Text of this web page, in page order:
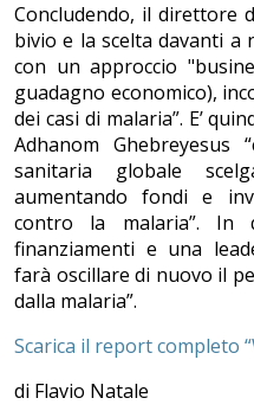
Concludendo, il direttore
bivio e la scelta davanti a
con un approccio
guadagno economico),
dei casi di malaria”. E’
Adhanom Ghebreyesus
sanitaria globale
aumentando fondi e
contro la malaria”. In
finanziamenti e una
farà oscillare di nuovo il
dalla malaria”.
Scarica il report completo
di Flavio Natale